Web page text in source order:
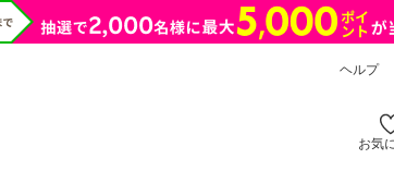
ヘルプ
お気